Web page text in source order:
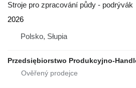
Stroje pro zpracování půdy - podrývák
2026
Polsko, Słupia